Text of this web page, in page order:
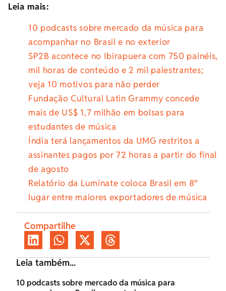
Leia mais:
10 podcasts sobre mercado da música para
acompanhar no Brasil e no exterior
SP2B acontece no Ibirapuera com 750 painéis,
mil horas de conteúdo e 2 mil palestrantes;
veja 10 motivos para não perder
Fundação Cultural Latin Grammy concede
mais de US$ 1,7 milhão em bolsas para
estudantes de música
Índia terá lançamentos da UMG restritos a
assinantes pagos por 72 horas a partir do final
de agosto
Relatório da Luminate coloca Brasil em 8º
lugar entre maiores exportadores de música
Compartilhe
Leia também...
10 podcasts sobre mercado da música para